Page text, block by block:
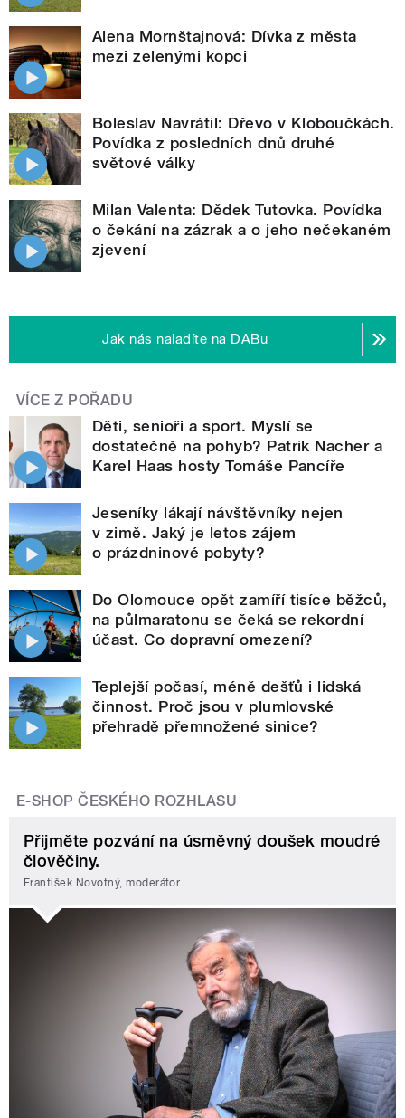
Alena Mornštajnová: Dívka z města
mezi zelenými kopci
Boleslav Navrátil: Dřevo v Kloboučkách.
Povídka z posledních dnů druhé
světové války
Milan Valenta: Dědek Tutovka. Povídka
o čekání na zázrak a o jeho nečekaném
zjevení
Jak nás naladíte na DABu
VÍCE Z POŘADU
Děti, senioři a sport. Myslí se
dostatečně na pohyb? Patrik Nacher a
Karel Haas hosty Tomáše Pancíře
Jeseníky lákají návštěvníky nejen
v zimě. Jaký je letos zájem
o prázdninové pobyty?
Do Olomouce opět zamíří tisíce běžců,
na půlmaratonu se čeká se rekordní
účast. Co dopravní omezení?
Teplejší počasí, méně dešťů i lidská
činnost. Proč jsou v plumlovské
přehradě přemnožené sinice?
E-SHOP ČESKÉHO ROZHLASU
Přijměte pozvání na úsměvný doušek moudré
člověčiny.
František Novotný, moderátor